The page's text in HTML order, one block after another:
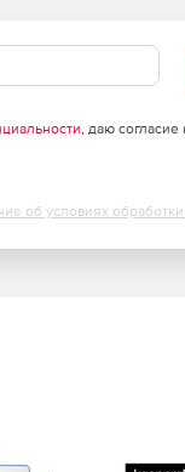
, даю согласие
об условиях